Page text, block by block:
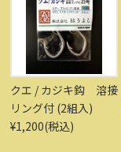
クエ / カジキ鈎 溶接
リング付 (2組入)
¥1,200(税込)